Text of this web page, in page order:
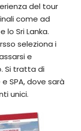
del tour
come ad
lo Sri Lanka.
seleziona i
e
Si tratta di
SPA, dove sarà
unici.